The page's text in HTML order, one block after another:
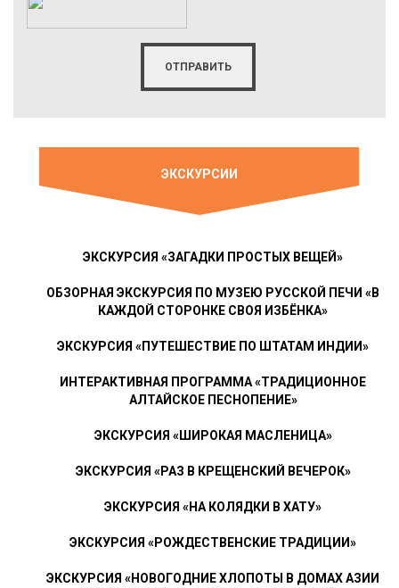
ЭКСКУРСИИ
ЭКСКУРСИЯ «ЗАГАДКИ ПРОСТЫХ ВЕЩЕЙ»
ОБЗОРНАЯ ЭКСКУРСИЯ ПО МУЗЕЮ РУССКОЙ ПЕЧИ «В
КАЖДОЙ СТОРОНКЕ СВОЯ ИЗБЁНКА»
ЭКСКУРСИЯ «ПУТЕШЕСТВИЕ ПО ШТАТАМ ИНДИИ»
ИНТЕРАКТИВНАЯ ПРОГРАММА «ТРАДИЦИОННОЕ
АЛТАЙСКОЕ ПЕСНОПЕНИЕ»
ЭКСКУРСИЯ «ШИРОКАЯ МАСЛЕНИЦА»
ЭКСКУРСИЯ «РАЗ В КРЕЩЕНСКИЙ ВЕЧЕРОК»
ЭКСКУРСИЯ «НА КОЛЯДКИ В ХАТУ»
ЭКСКУРСИЯ «РОЖДЕСТВЕНСКИЕ ТРАДИЦИИ»
ЭКСКУРСИЯ «НОВОГОДНИЕ ХЛОПОТЫ В ДОМАХ АЗИИ